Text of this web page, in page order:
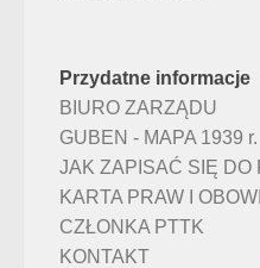
Przydatne informacje
BIURO ZARZĄDU
GUBEN - MAPA 1939 r.
JAK ZAPISAĆ SIĘ DO
KARTA PRAW I
CZŁONKA PTTK
KONTAKT